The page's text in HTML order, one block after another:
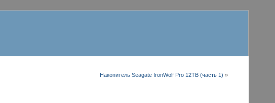
Накопитель Seagate IronWolf Pro 12TB (часть 1) »